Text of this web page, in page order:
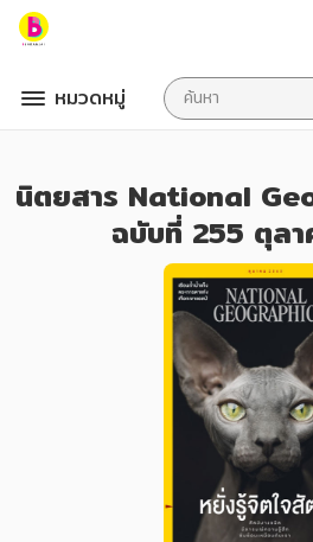
หมวดหมู่
นิตยสาร National
ฉบับที่ 255 ตุล